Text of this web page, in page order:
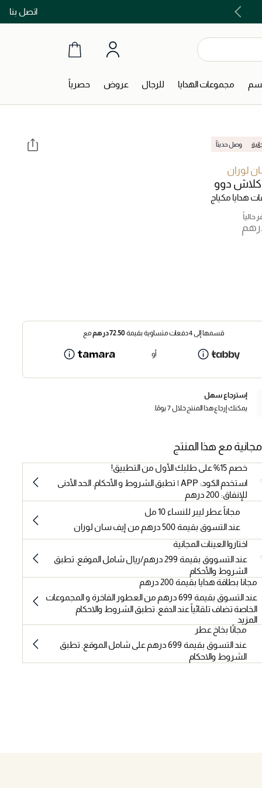
اتصل بنااشتري الآن و ادفع لاحقاً مع تابي و تمارا!
مجموعات الهدايا للرجال عروض حصرياً
وصل حديثاً
لوران
دوو
هدايا مكياج
حالياً
قسمها إلى 4 دفعات متساوية بقيمة 72.50درهممع
أو
إسترجاع سهل
يمكنك إرجاع هذا المنتج خلال 7 يومًا.
مع هذا المنتج
خصم 15% على طلبك الأول من التطبيق!
استخدم الكود: APP | تطبق الشروط و الأحكام. الحد الأدنى
للإنفاق: 200 درهم
مجاناً عطر ليبر للنساء 10 مل
عند التسوق بقيمة 500 درهم من إيف سان لوران
اختاروا العينات المجانية
عند التسووق بقيمة 299 درهم/ريال شامل الموقع. تطبق
الشروط والأحكام
مجانا بطاقة هدايا بقيمة 200 درهم
عند التسوق بقيمة 699 درهم من العطور الفاخرة و المجموعات
الخاصة تضاف تلقائياً عند الدفع. تطبق الشروط والاحكام
المزيد
مجانًا بخاخ عطر
عند التسوق بقيمة 699 درهم على شامل الموقع. تطبق
الشروط والاحكام